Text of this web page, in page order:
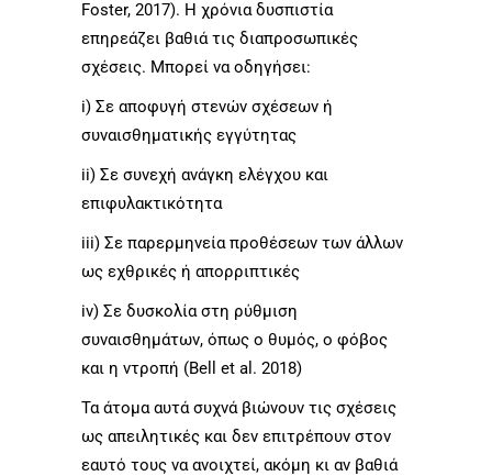
Foster, 2017). Η χρόνια δυσπιστία
επηρεάζει βαθιά τις διαπροσωπικές
σχέσεις. Μπορεί να οδηγήσει:
i) Σε αποφυγή στενών σχέσεων ή
συναισθηματικής εγγύτητας
ii) Σε συνεχή ανάγκη ελέγχου και
επιφυλακτικότητα
iii) Σε παρερμηνεία προθέσεων των άλλων
ως εχθρικές ή απορριπτικές
iv) Σε δυσκολία στη ρύθμιση
συναισθημάτων, όπως ο θυμός, ο φόβος
και η ντροπή (Bell et al. 2018)
Τα άτομα αυτά συχνά βιώνουν τις σχέσεις
ως απειλητικές και δεν επιτρέπουν στον
εαυτό τους να ανοιχτεί, ακόμη κι αν βαθιά